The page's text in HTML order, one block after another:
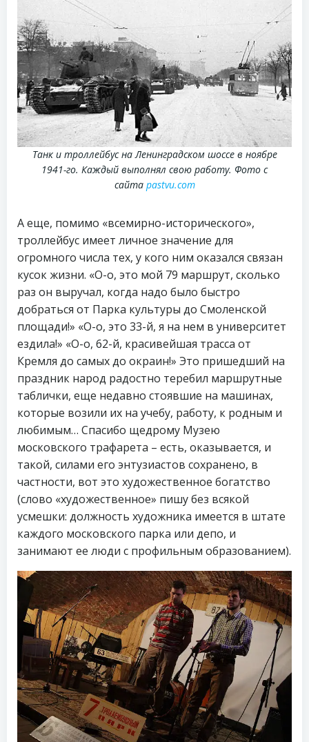
Танк и троллейбус на Ленинградском шоссе в ноябре
1941-го. Каждый выполнял свою работу. Фото с
сайта pastvu.com
А еще, помимо «всемирно-исторического»,
троллейбус имеет личное значение для
огромного числа тех, у кого ним оказался связан
кусок жизни. «О-о, это мой 79 маршрут, сколько
раз он выручал, когда надо было быстро
добраться от Парка культуры до Смоленской
площади!» «О-о, это 33-й, я на нем в университет
ездила!» «О-о, 62-й, красивейшая трасса от
Кремля до самых до окраин!» Это пришедший на
праздник народ радостно теребил маршрутные
таблички, еще недавно стоявшие на машинах,
которые возили их на учебу, работу, к родным и
любимым… Спасибо щедрому Музею
московского трафарета – есть, оказывается, и
такой, силами его энтузиастов сохранено, в
частности, вот это художественное богатство
(слово «художественное» пишу без всякой
усмешки: должность художника имеется в штате
каждого московского парка или депо, и
занимают ее люди с профильным образованием).